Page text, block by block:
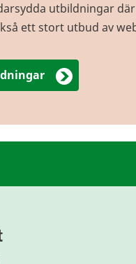
utbildningar
ett stort utbud av